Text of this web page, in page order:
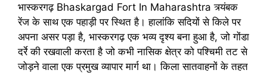
भास्करगढ़ Bhaskargad Fort In Maharashtra त्र्यंबक
रेंज के साथ एक पहाड़ी पर स्थित है। हालांकि सदियों से किले पर
अपना असर पड़ा है, भास्करगढ़ एक भव्य दृश्य बना हुआ है, जो गोंडा
दर्रे की रखवाली करता है जो कभी नासिक क्षेत्र को पश्चिमी तट से
जोड़ने वाला एक प्रमुख व्यापार मार्ग था। किला सातवाहनों के तहत